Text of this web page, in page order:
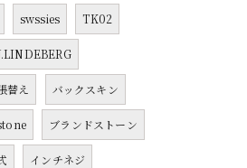
swssies TK02
替え バックスキン
ブランドストーン
インチネジ